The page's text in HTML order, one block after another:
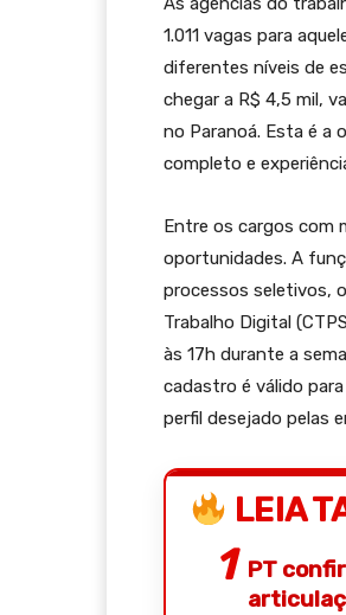
1.011 vagas para
diferentes níveis de
chegar a R$ 4,5 mil,
no Paranoá. Esta é a
completo e
Entre os cargos com
oportunidades. A
processos seletivos,
Trabalho Digital
às 17h durante a
cadastro é válido
perfil desejado pelas
LEIA
PT